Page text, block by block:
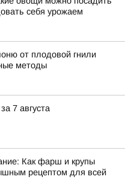
себя урожаем
от плодовой гнили
методы
7 августа
Как фарш и крупы
рецептом для всей